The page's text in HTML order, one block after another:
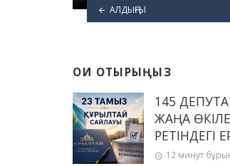
АЛДЫҢҒЫ
ОҚИ ОТЫРЫҢЫЗ
145
ЖАҢА
РЕТІНДЕГІ
12 минут